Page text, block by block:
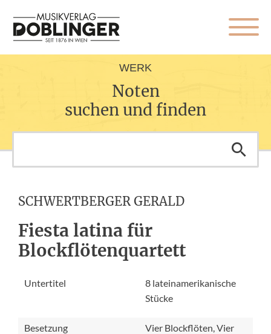
WERK
Noten
suchen und finden
SCHWERTBERGER GERALD
Fiesta latina für
Blockflötenquartett
Untertitel
8 lateinamerikanische
Stücke
Besetzung
Vier Blockflöten, Vier